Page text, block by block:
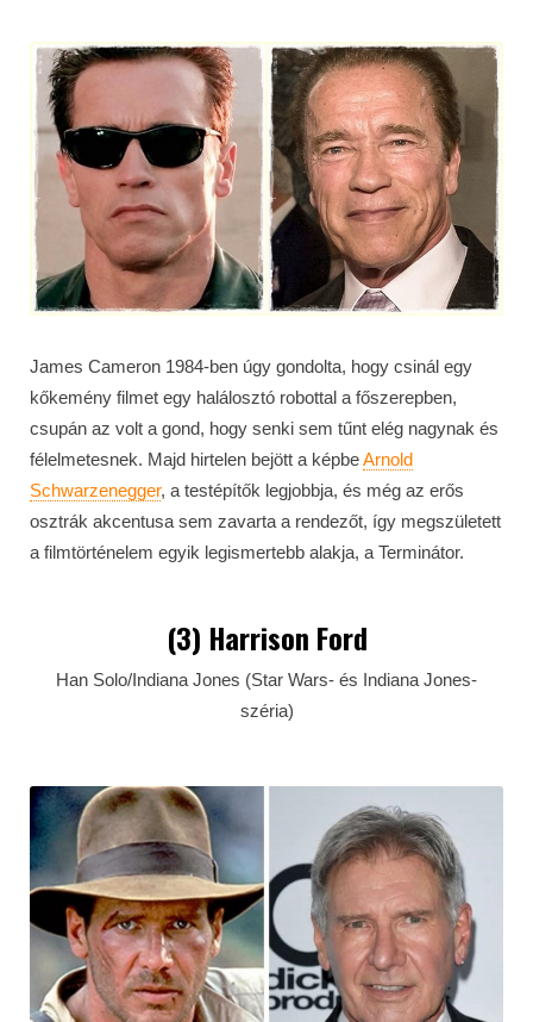
James Cameron 1984-ben úgy gondolta, hogy csinál egy
kőkemény filmet egy halálosztó robottal a főszerepben,
csupán az volt a gond, hogy senki sem tűnt elég nagynak és
félelmetesnek. Majd hirtelen bejött a képbeArnold
Schwarzenegger, a testépítők legjobbja, és még az erős
osztrák akcentusa sem zavarta a rendezőt, így megszületett
a filmtörténelem egyik legismertebb alakja, a Terminátor.
(3) Harrison Ford
Han Solo/Indiana Jones (Star Wars- és Indiana Jones-
széria)